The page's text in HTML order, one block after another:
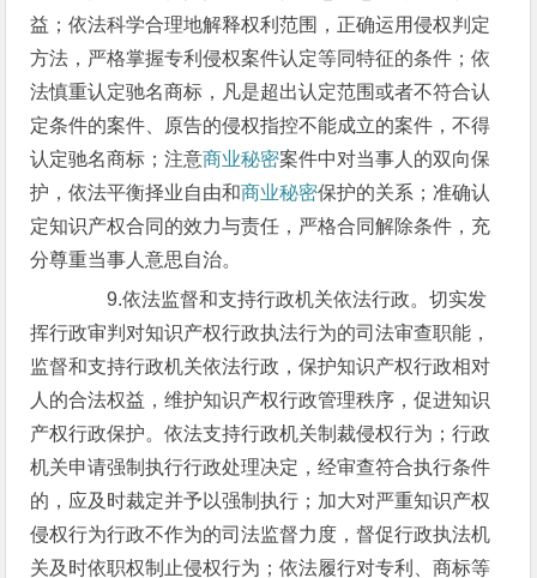
益；依法科学合理地解释权利范围，正确运用侵权判定
方法，严格掌握专利侵权案件认定等同特征的条件；依
法慎重认定驰名商标，凡是超出认定范围或者不符合认
定条件的案件、原告的侵权指控不能成立的案件，不得
认定驰名商标；注意商业秘密案件中对当事人的双向保
护，依法平衡择业自由和商业秘密保护的关系；准确认
定知识产权合同的效力与责任，严格合同解除条件，充
分尊重当事人意思自治。
9.依法监督和支持行政机关依法行政。切实发
挥行政审判对知识产权行政执法行为的司法审查职能，
监督和支持行政机关依法行政，保护知识产权行政相对
人的合法权益，维护知识产权行政管理秩序，促进知识
产权行政保护。依法支持行政机关制裁侵权行为；行政
机关申请强制执行行政处理决定，经审查符合执行条件
的，应及时裁定并予以强制执行；加大对严重知识产权
侵权行为行政不作为的司法监督力度，督促行政执法机
关及时依职权制止侵权行为；依法履行对专利、商标等